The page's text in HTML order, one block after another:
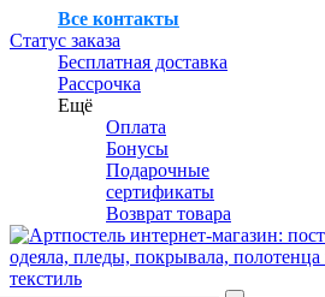
Все контакты
Статус заказа
Бесплатная доставка
Рассрочка
Ещё
Оплата
Бонусы
Подарочные
сертификаты
Возврат товара